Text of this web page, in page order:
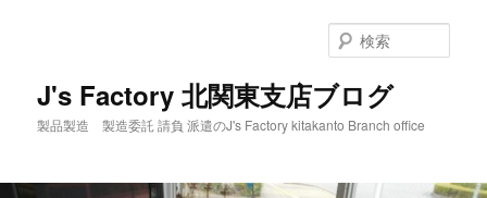
J's Factory 北関東支店ブログ
製品製造 製造委託 請負 派遣のJ's Factory kitakanto Branch office
索